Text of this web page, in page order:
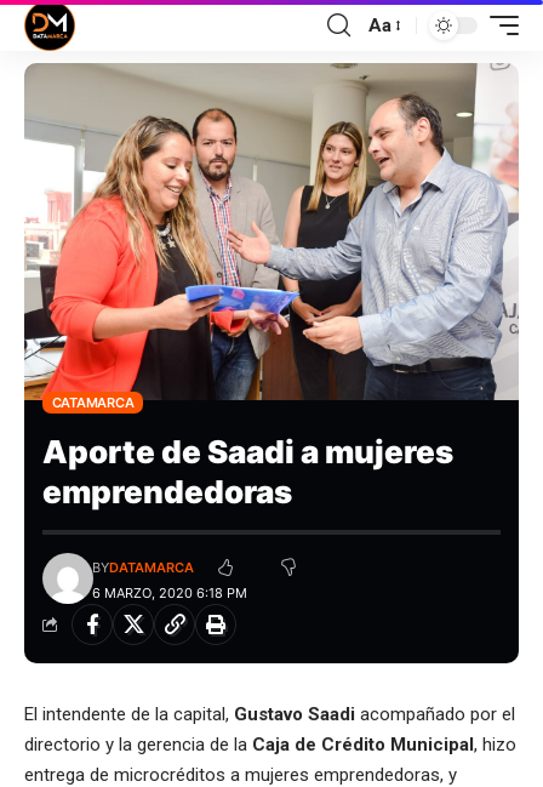
Aa
CATAMARCA
Aporte de Saadi a mujeres
emprendedoras
6 MARZO, 2020 6:18 PM
BYDATAMARCA
El intendente de la capital, Gustavo Saadi acompañado por el
directorio y la gerencia de la Caja de Crédito Municipal, hizo
entrega de microcréditos a mujeres emprendedoras, y